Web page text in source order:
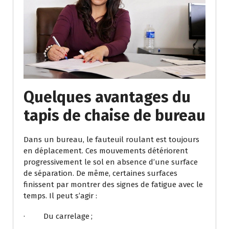
Quelques avantages du
tapis de chaise de bureau
Dans un bureau, le fauteuil roulant est toujours
en déplacement. Ces mouvements détériorent
progressivement le sol en absence d’une surface
de séparation. De même, certaines surfaces
finissent par montrer des signes de fatigue avec le
temps. Il peut s’agir :
· Du carrelage ;